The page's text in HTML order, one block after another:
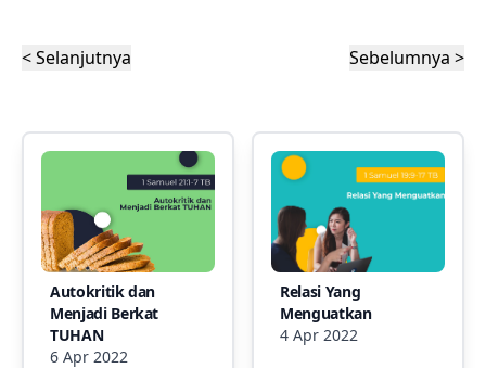
< Selanjutnya Sebelumnya >
Autokritik dan
Menjadi Berkat
TUHAN
6 Apr 2022
Relasi Yang
Menguatkan
4 Apr 2022